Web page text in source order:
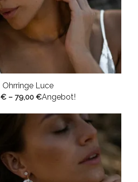
Ohrringe Luce
€– 79,00 €Angebot!